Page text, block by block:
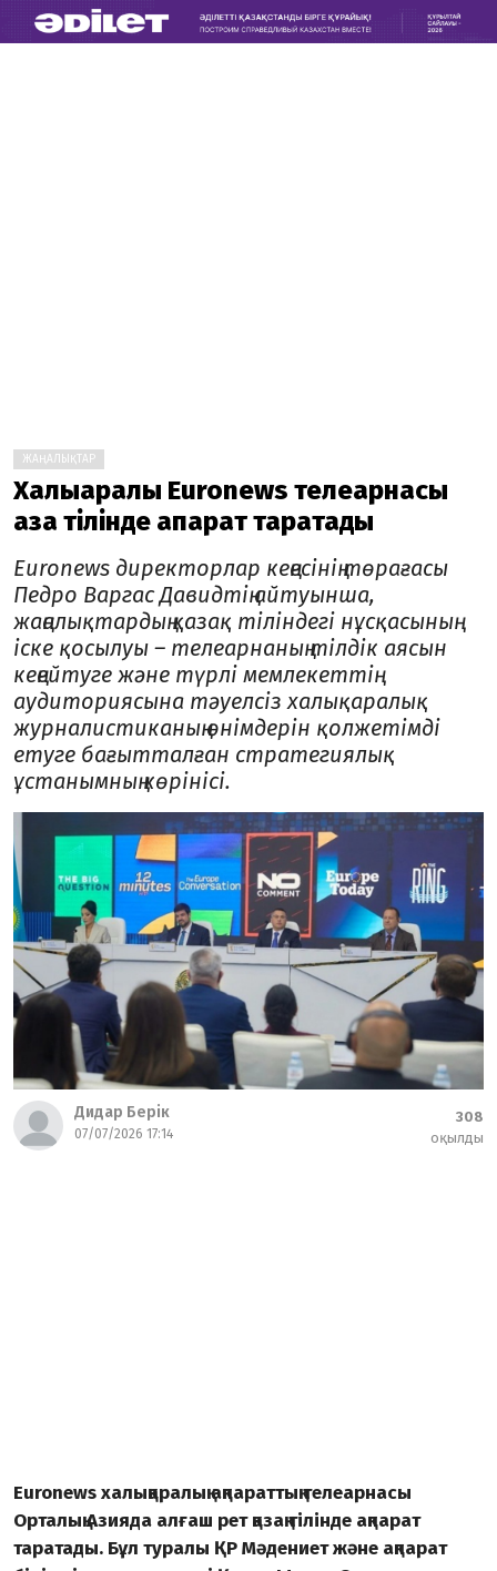
ЖАҢАЛЫҚТАР
Халықаралық Euronews телеарнасы
қазақ тілінде ақпарат таратады
Euronews директорлар кеңесінің төрағасы
Педро Варгас Давидтің айтуынша,
жаңалықтардың қазақ тіліндегі нұсқасының
іске қосылуы – телеарнаның тілдік аясын
кеңейтуге және түрлі мемлекеттің
аудиториясына тәуелсіз халықаралық
журналистиканың өнімдерін қолжетімді
етуге бағытталған стратегиялық
ұстанымның көрінісі.
Дидар Берік
07/07/2026 17:14
308
оқылды
Euronews халықаралық ақпараттық телеарнасы
Орталық Азияда алғаш рет қазақ тілінде ақпарат
таратады. Бұл туралы ҚР Мəдениет жəне ақпарат